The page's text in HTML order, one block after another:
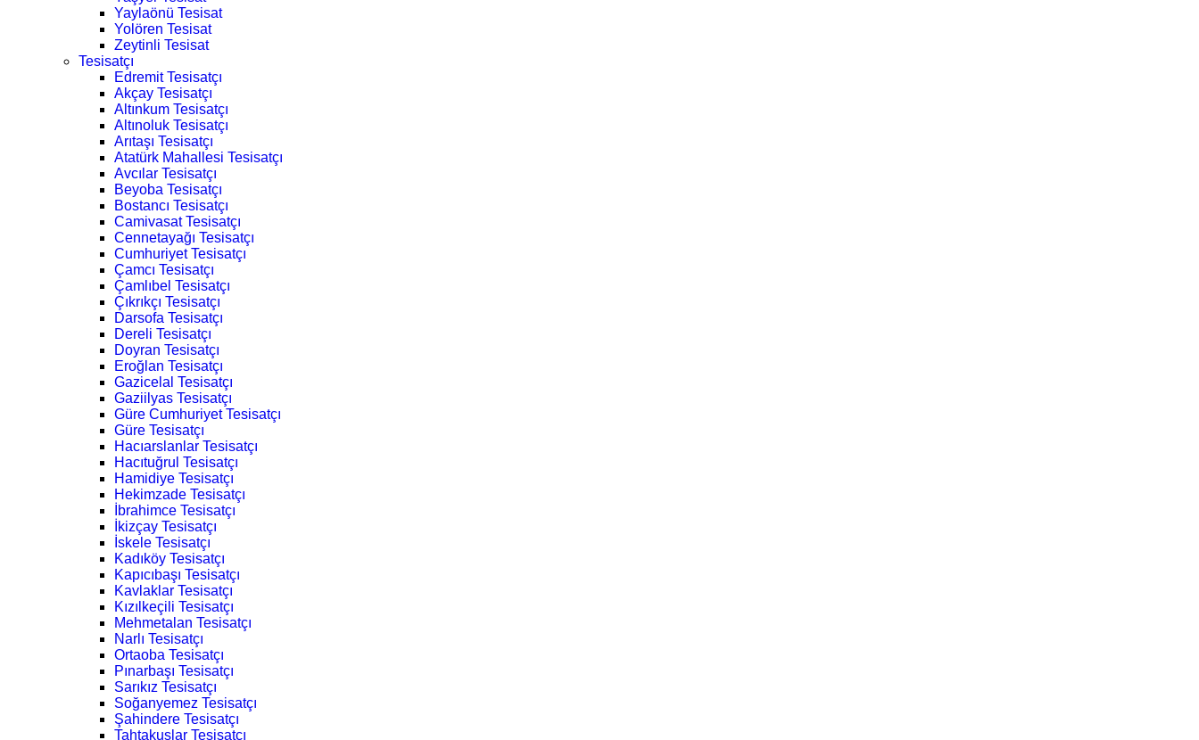
Yaylaönü Tesisat
Yolören Tesisat
Zeytinli Tesisat
Tesisatçı
Edremit Tesisatçı
Akçay Tesisatçı
Altınkum Tesisatçı
Altınoluk Tesisatçı
Arıtaşı Tesisatçı
Atatürk Mahallesi Tesisatçı
Avcılar Tesisatçı
Beyoba Tesisatçı
Bostancı Tesisatçı
Camivasat Tesisatçı
Cennetayağı Tesisatçı
Cumhuriyet Tesisatçı
Çamcı Tesisatçı
Çamlıbel Tesisatçı
Çıkrıkçı Tesisatçı
Darsofa Tesisatçı
Dereli Tesisatçı
Doyran Tesisatçı
Eroğlan Tesisatçı
Gazicelal Tesisatçı
Gaziilyas Tesisatçı
Güre Cumhuriyet Tesisatçı
Güre Tesisatçı
Hacıarslanlar Tesisatçı
Hacıtuğrul Tesisatçı
Hamidiye Tesisatçı
Hekimzade Tesisatçı
İbrahimce Tesisatçı
İkizçay Tesisatçı
İskele Tesisatçı
Kadıköy Tesisatçı
Kapıcıbaşı Tesisatçı
Kavlaklar Tesisatçı
Kızılkeçili Tesisatçı
Mehmetalan Tesisatçı
Narlı Tesisatçı
Ortaoba Tesisatçı
Pınarbaşı Tesisatçı
Sarıkız Tesisatçı
Soğanyemez Tesisatçı
Şahindere Tesisatçı
Tahtakuşlar Tesisatçı